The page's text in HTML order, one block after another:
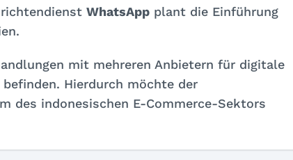
WhatsApp plant die Einführung
mit mehreren Anbietern für digitale
Hierdurch möchte der
des indonesischen E-Commerce-Sektors